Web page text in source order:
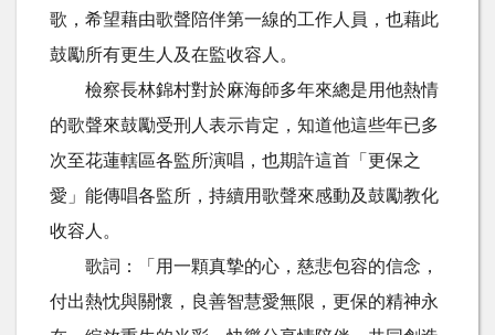
歌，希望藉由歌聲陪伴第一線的工作人員，也藉此
鼓勵所有更生人及在監收容人。
檢察長林錦村對於麻海師多年來總是用他熱情
的歌聲來鼓勵受刑人表示肯定，知道他這些年已多
次至花蓮轄區各監所演唱，也期許這首「更保之
愛」能傳唱各監所，持續用歌聲來感動及鼓勵教化
收容人。
歌詞：「用一顆真摯的心，慈悲包容的信念，
付出熱忱與關懷，良善智慧愛無限，更保的精神永